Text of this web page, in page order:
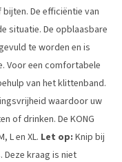
De efficiëntie van
situatie. De opblaasbare
te worden en is
Voor een comfortabele
van het klittenband.
waardoor uw
of drinken. De KONG
L en XL. Let op: Knip bij
kraag is niet